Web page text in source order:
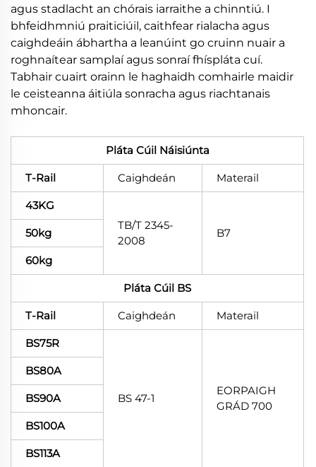
agus stadlacht an chórais iarraithe a chinntiú. I
bhfeidhmniú praiticiúil, caithfear rialacha agus
caighdeáin ábhartha a leanúint go cruinn nuair a
roghnaítear samplaí agus sonraí fhíspláta cuí.
Tabhair cuairt orainn le haghaidh comhairle maidir
le ceisteanna áitiúla sonracha agus riachtanais
mhoncair.
Pláta Cúil Náisiúnta
T-Rail Caighdeán Materail
43KG
TB/T 2345-
2008
B7
50kg
60kg
Pláta Cúil BS
T-Rail Caighdeán Materail
BS75R
BS 47-1
EORPAIGH
GRÁD 700
BS80A
BS90A
BS100A
BS113A